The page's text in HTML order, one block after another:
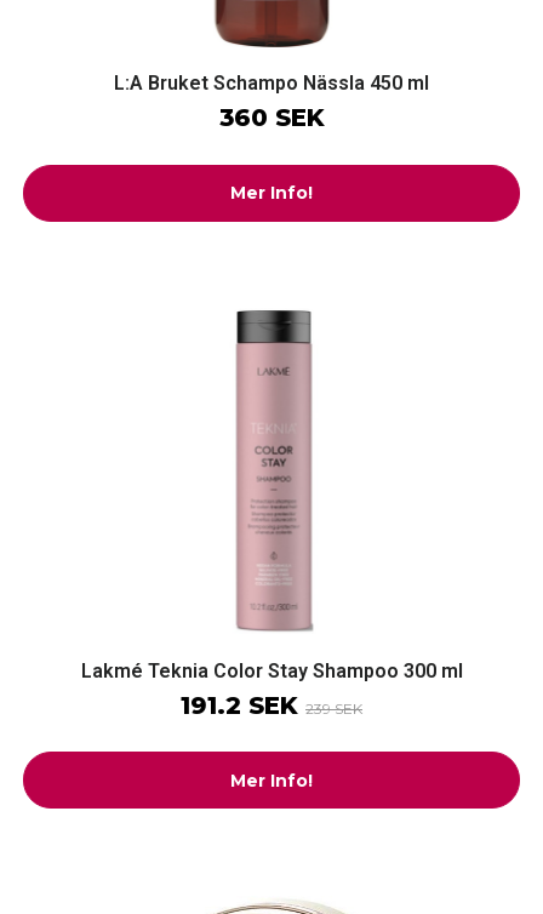
L:A Bruket Schampo Nässla 450 ml
360 SEK
Mer Info!
Lakmé Teknia Color Stay Shampoo 300 ml
191.2 SEK 239 SEK
Mer Info!